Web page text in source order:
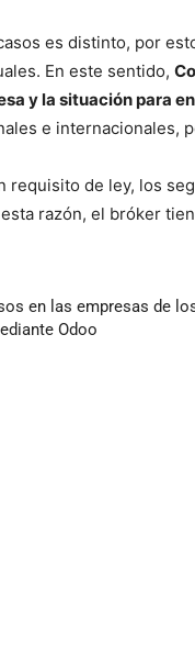
es distinto, por
En este sentido,
y la situación para
e internacionales,
requisito de ley, los
razón, el bróker
en las empresas de
Odoo